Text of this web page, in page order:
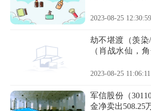
2023-08-25 12:30:59
劫不堪渡（羡
（肖战水仙，
2023-08-25 11:06:11
军信股份（
金净卖出508.25